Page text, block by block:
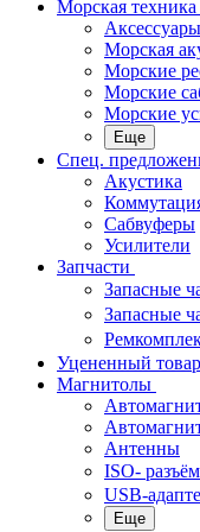
Морская техника
Аксессуары
Морская
Морские
Морские
Морские
Еще
Спец.
Акустика
Сабвуферы
Усилители
Запчасти
Запасные
Запасные
Уцененный товар
Магнитолы
Антенны
ISO-
USB-
Еще